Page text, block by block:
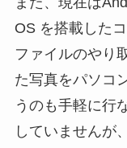
OS を搭載した
ファイルのやり
た写真をパソコ
うのも手軽に行
していませんが